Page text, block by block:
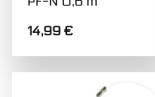
14,99€